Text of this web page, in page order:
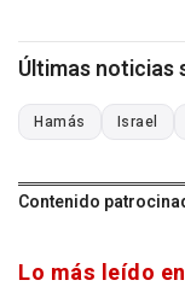
Últimas noticias
Hamás Israel
Contenido
Lo más leído